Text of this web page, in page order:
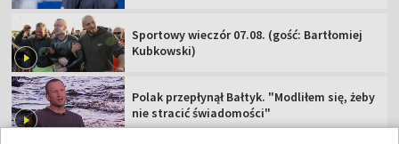
Sportowy wieczór 07.08. (gość: Bartłomiej
Kubkowski)
Polak przepłynął Bałtyk. "Modliłem się, żeby
nie stracić świadomości"